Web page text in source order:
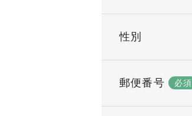
性別
郵便番号 必須